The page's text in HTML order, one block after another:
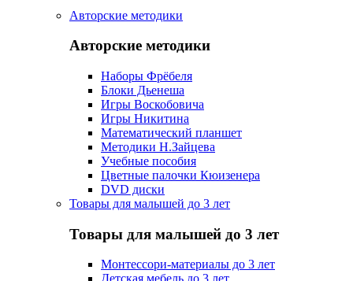
Авторские методики
Авторские методики
Наборы Фрёбеля
Блоки Дьенеша
Игры Воскобовича
Игры Никитина
Математический планшет
Методики Н.Зайцева
Учебные пособия
Цветные палочки Кюизенера
DVD диски
Товары для малышей до 3 лет
Товары для малышей до 3 лет
Монтессори-материалы до 3 лет